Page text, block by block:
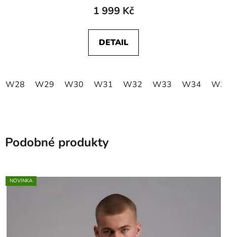
1 999 Kč
DETAIL
W28 W29 W30 W31 W32 W33 W34
Podobné produkty
NOVINKA